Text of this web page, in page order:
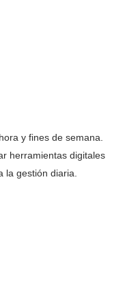
y fines de semana.
herramientas digitales
la gestión diaria.